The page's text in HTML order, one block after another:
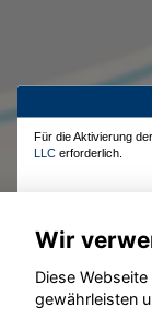
Für die Aktivierung
LLC erforderlich.
Wir
Diese
gewährleisten